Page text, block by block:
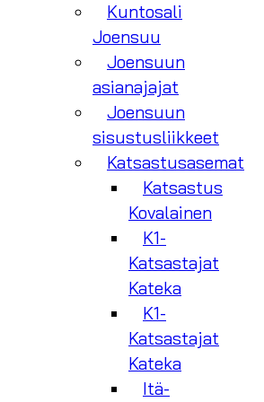
Kuntosali
Joensuu
Joensuun
asianajajat
Joensuun
sisustusliikkeet
Katsastusasemat
Katsastus
Kovalainen
K1-
Katsastajat
Kateka
K1-
Katsastajat
Kateka
Itä-